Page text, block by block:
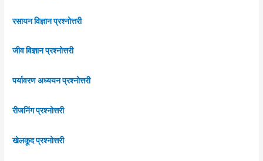
रसायन विज्ञान प्रश्नोत्तरी
जीव विज्ञान प्रश्नोत्तरी
पर्यावरण अध्ययन प्रश्नोत्तरी
रीजनिंग प्रश्नोत्तरी
खेलकूद प्रश्नोत्तरी